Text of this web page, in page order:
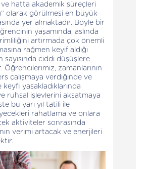
ve hatta akademik süreçleri
olarak görülmesi en büyük
yer almaktadır. Böyle bir
yaşamında, aslında
artırmada çok önemli
rağmen keyif aldığı
sayısında ciddi düşüşlere
Öğrencilerimiz, zamanlarının
çalışmaya verdiğinde ve
keyfi yasakladıklarında
ruhsal işlevlerini aksatmaya
bu yarı yıl tatili ile
rahatlama ve onlara
aktiviteler sonrasında
verimi artacak ve enerjileri